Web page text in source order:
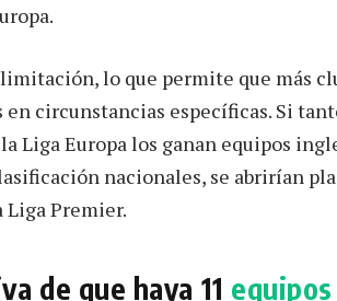
lo que permite que más
circunstancias específicas. Si
Liga Europa los ganan equipos
nacionales, se abrirían
Premier.
de que haya 11